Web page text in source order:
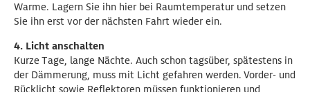
Warme. Lagern Sie ihn hier bei Raumtemperatur und setzen
Sie ihn erst vor der nächsten Fahrt wieder ein.
4. Licht anschalten
Kurze Tage, lange Nächte. Auch schon tagsüber, spätestens in
der Dämmerung, muss mit Licht gefahren werden. Vorder- und